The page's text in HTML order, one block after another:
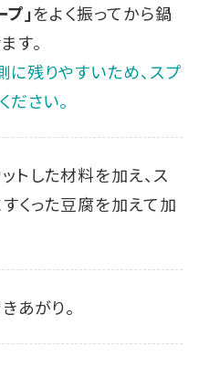
」をよく振ってから鍋
す。
残りやすいため、スプ
ださい。
トした材料を加え、ス
くった豆腐を加えて加
あがり。